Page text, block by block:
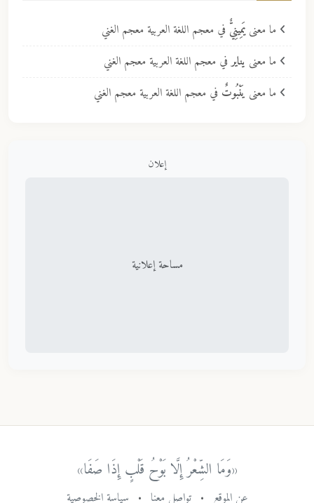
ما معنىيَمِينِيٌّ في معجم اللغة العربية معجم الغني
ما معنى ينايرفي معجم اللغة العربية معجم الغني
ما معنى يَنْبُوتٌ في معجم اللغة العربية معجم الغني
إعلان
مساحة إعلانية
«وَمَا الشِّعْرُ إِلَّا بَوْحُ قَلْبٍ إِذَا صَفَا»
عن الموقع • تواصل معنا • سياسة الخصوصية